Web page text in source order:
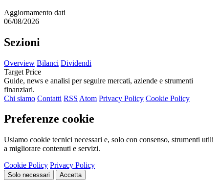
Aggiornamento dati
06/08/2026
Sezioni
Overview Bilanci Dividendi
Target Price
Guide, news e analisi per seguire mercati, aziende e strumenti
finanziari.
Chi siamo Contatti RSS Atom Privacy Policy Cookie Policy
Preferenze cookie
Usiamo cookie tecnici necessari e, solo con consenso, strumenti utili
a migliorare contenuti e servizi.
Cookie Policy Privacy Policy
Solo necessari Accetta